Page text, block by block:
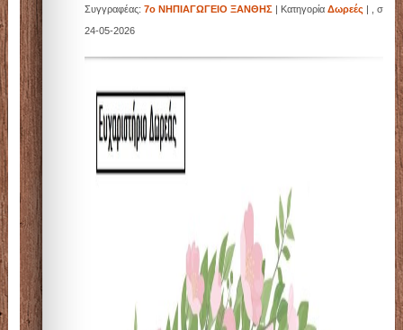
Συγγραφέας:7ο ΝΗΠΙΑΓΩΓΕΙΟ ΞΑΝΘΗΣ | ΚατηγορίαΔωρεές | , στις
24-05-2026